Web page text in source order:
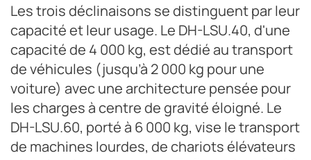
Les trois déclinaisons se distinguent par leur
capacité et leur usage. Le DH-LSU.40, d'une
capacité de 4 000 kg, est dédié au transport
de véhicules (jusqu’à 2 000 kg pour une
voiture) avec une architecture pensée pour
les charges à centre de gravité éloigné. Le
DH-LSU.60, porté à 6 000 kg, vise le transport
de machines lourdes, de chariots élévateurs